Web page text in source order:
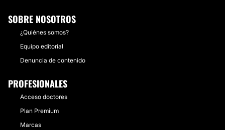
SOBRE NOSOTROS
¿Quiénes somos?
Equipo editorial
Denuncia de contenido
PROFESIONALES
Acceso doctores
Plan Premium
Marcas